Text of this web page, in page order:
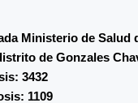
Ministerio de Salud
de Gonzales
3432
1109